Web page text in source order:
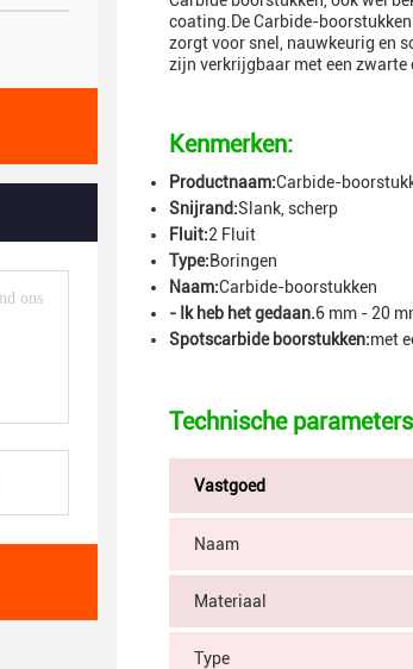
coating.De Carbide-
zorgt voor snel, nauwkeurig en
zijn verkrijgbaar met een zwarte
Kenmerken:
Productnaam:Carbide-
Snijrand:Slank, scherp
Fluit:2 Fluit
Type:Boringen
Naam:Carbide-boorstukken
- Ik heb het gedaan.6 mm - 20
Spotscarbide boorstukken:met
Technische
Vastgoed
Naam
Materiaal
Type